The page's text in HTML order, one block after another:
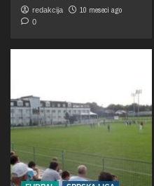
redakcija 10 meseci ago
0